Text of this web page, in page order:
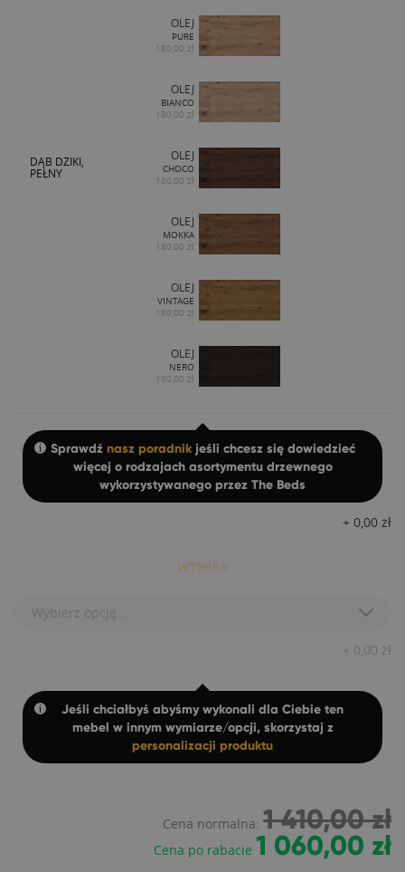
DĄB DZIKI,
PEŁNY
OLEJ
PURE
180,00 zł
OLEJ
BIANCO
180,00 zł
OLEJ
CHOCO
180,00 zł
OLEJ
MOKKA
180,00 zł
OLEJ
VINTAGE
180,00 zł
OLEJ
NERO
180,00 zł
Sprawdź nasz poradnikjeśli chcesz się dowiedzieć
więcej o rodzajach asortymentu drzewnego
wykorzystywanego przez The Beds
+ 0,00 zł
WYMIAR
Wybierz opcję...
+ 0,00 zł
Jeśli chciałbyś abyśmy wykonali dla Ciebie ten
mebel w innym wymiarze/opcji, skorzystaj z
personalizacji produktu
Cena normalna: 1 410,00 zł
Cena po rabacie 1 060,00 zł